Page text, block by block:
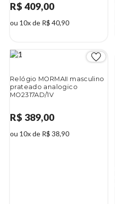
R$ 409,00
ou 10x de R$ 40,90
Relógio MORMAII masculino
prateado analogico
MO2317AD/1V
R$ 389,00
ou 10x de R$ 38,90